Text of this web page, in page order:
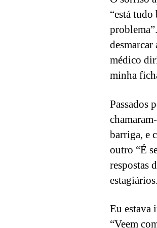
“está
médico
minha
Passados
barriga, e
outro “É
respostas
estagiários.
Eu estava
“Veem